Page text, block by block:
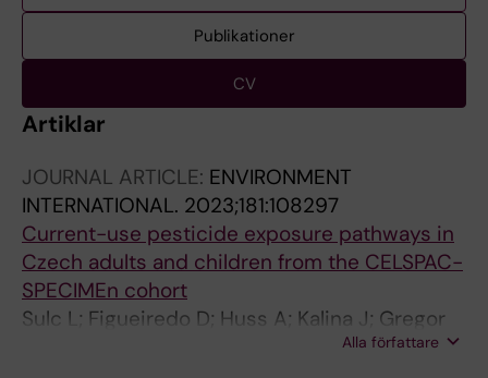
Publikationer
CV
Artiklar
JOURNAL ARTICLE: ENVIRONMENT
INTERNATIONAL. 2023;181:108297
Current-use pesticide exposure pathways in
Czech adults and children from the CELSPAC-
SPECIMEn cohort
Sulc L; Figueiredo D; Huss A; Kalina J; Gregor
P; Janos T; Senk P; Dalecka A; Andryskova L;
Alla författare